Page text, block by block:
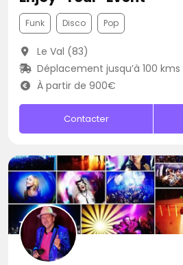
Funk Disco Pop
Le Val (83)
Déplacement jusqu’à 100 kms
À partir de 900€
Contacter